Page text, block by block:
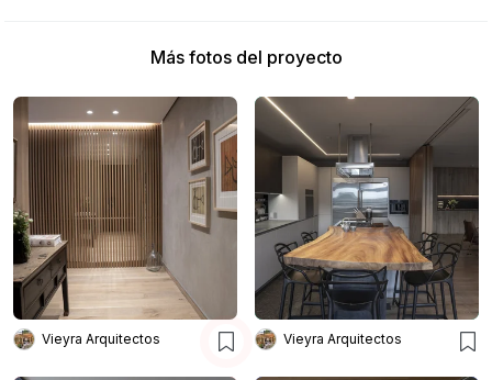
Más fotos del proyecto
Vieyra Arquitectos Vieyra Arquitectos